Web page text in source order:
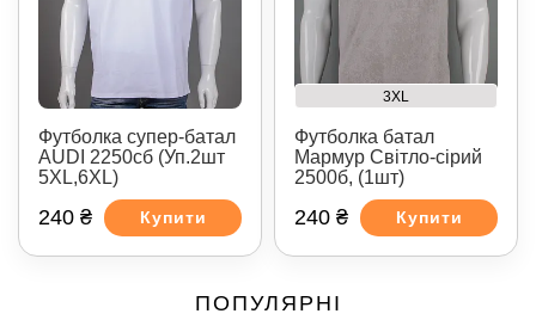
Футболка супер-батал
AUDI 2250сб (Уп.2шт
5XL,6XL)
240 ₴ Купити
3XL
Футболка батал
Мармур Світло-сірий
2500б, (1шт)
240 ₴ Купити
ПОПУЛЯРНІ